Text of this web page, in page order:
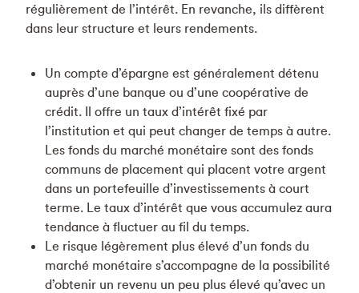
régulièrement de l’intérêt. En revanche, ils diffèrent
dans leur structure et leurs rendements.
Un compte d’épargne est généralement détenu
auprès d’une banque ou d’une coopérative de
crédit. Il offre un taux d’intérêt fixé par
l’institution et qui peut changer de temps à autre.
Les fonds du marché monétaire sont des fonds
communs de placement qui placent votre argent
dans un portefeuille d’investissements à court
terme. Le taux d’intérêt que vous accumulez aura
tendance à fluctuer au fil du temps.
Le risque légèrement plus élevé d’un fonds du
marché monétaire s’accompagne de la possibilité
d’obtenir un revenu un peu plus élevé qu’avec un